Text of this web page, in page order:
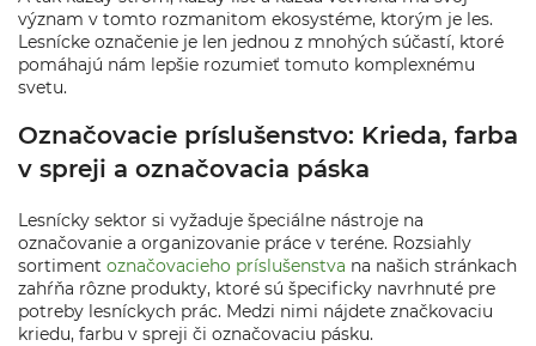
význam v tomto rozmanitom ekosystéme, ktorým je les.
Lesnícke označenie je len jednou z mnohých súčastí, ktoré
pomáhajú nám lepšie rozumieť tomuto komplexnému
svetu.
Označovacie príslušenstvo: Krieda, farba
v spreji a označovacia páska
Lesnícky sektor si vyžaduje špeciálne nástroje na
označovanie a organizovanie práce v teréne. Rozsiahly
sortiment označovacieho príslušenstva na našich stránkach
zahŕňa rôzne produkty, ktoré sú špecificky navrhnuté pre
potreby lesníckych prác. Medzi nimi nájdete značkovaciu
kriedu, farbu v spreji či označovaciu pásku.